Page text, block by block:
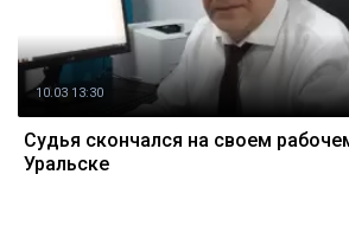
10.03 13:30
Судья скончался на своем
Уральске